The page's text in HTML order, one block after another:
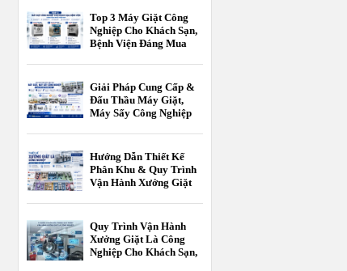
Top 3 Máy Giặt Công
Nghiệp Cho Khách Sạn,
Bệnh Viện Đáng Mua
Giải Pháp Cung Cấp &
Đấu Thầu Máy Giặt,
Máy Sấy Công Nghiệp
Học
Hướng Dẫn Thiết Kế
Phân Khu & Quy Trình
Vận Hành Xưởng Giặt
Quy Trình Vận Hành
Xưởng Giặt Là Công
Nghiệp Cho Khách Sạn,